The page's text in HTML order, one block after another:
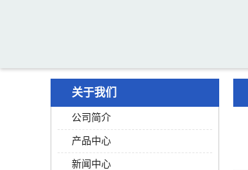
关于我们
公司简介
产品中心
新闻中心